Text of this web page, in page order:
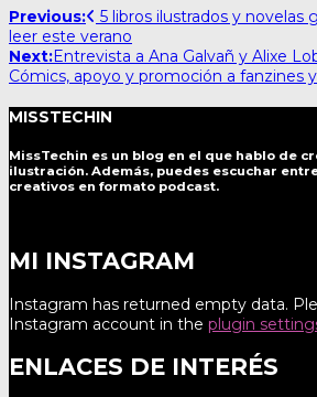
Post
navigation
Previous:
5 libros ilustrados y novelas
leer este verano
Next:Entrevista a Ana Galvañ y Alixe
Cómics, apoyo y promoción a fanzines
MISSTECHIN
MissTechin es un blog en el que hablo de
ilustración. Además, puedes escuchar
creativos en formato podcast.
MI INSTAGRAM
Instagram has returned empty data.
Instagram account in the plugin
ENLACES DE INTERÉS